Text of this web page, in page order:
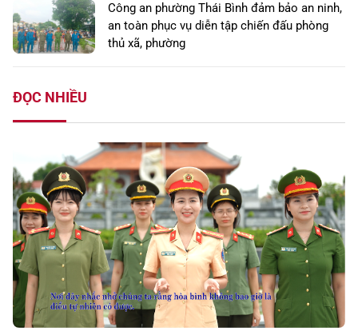
Công an phường Thái Bình đảm bảo an ninh,
an toàn phục vụ diễn tập chiến đấu phòng
thủ xã, phường
ĐỌC NHIỀU